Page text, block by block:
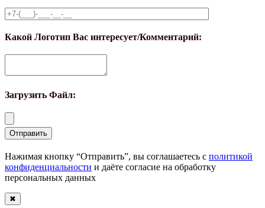
Какой Логотип Вас интересует/Комментарий:
Загрузить Файл:
Нажимая кнопку “Отправить”, вы соглашаетесь с политикой
конфиденциальности и даёте согласие на обработку
персональных данных
✖